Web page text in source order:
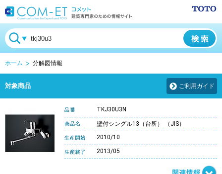
ホーム 分解図情報
対象商品 ご利用ガイド
TKJ30U3N
壁付シングル13（台所） （JIS）
2010/10
2013/05